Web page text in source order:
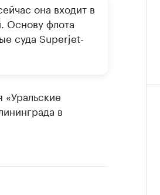
она входит в
Основу флота
суда Superjet-
в